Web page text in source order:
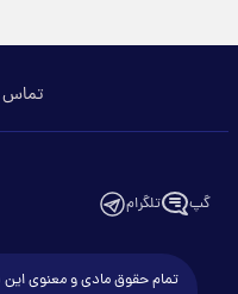
تماس
گپ تلگرام
تمام حقوق مادی و معنوی